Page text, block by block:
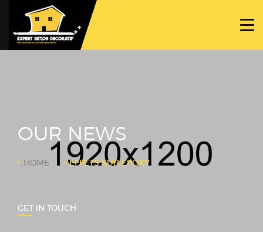
PROJETS
NOUS CONTACTER
OUR NEWS
HOME EFFETS SUR EPOXY
GET IN TOUCH